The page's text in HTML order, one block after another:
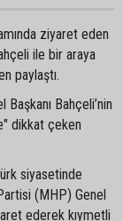
ziyaret eden
ile bir araya
paylaştı.
Başkanı Bahçeli’nin
dikkat çeken
siyasetinde
(MHP) Genel
ederek kıymetli